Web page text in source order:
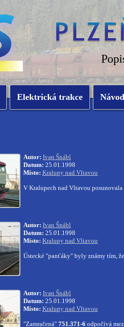
Elektrická trakce
Autor: Ivan Šnábl
Datum: 25.01.1998
Místo: Kralupy nad Vltavou
V Kralupech nad Vltavou
Autor: Ivan Šnábl
Datum: 25.01.1998
Místo: Kralupy nad Vltavou
Ústecké "panťáky" byly známy tím,
Autor: Ivan Šnábl
Datum: 25.01.1998
Místo: Kralupy nad Vltavou
"Zamračená" 751.371-6 odpočívá